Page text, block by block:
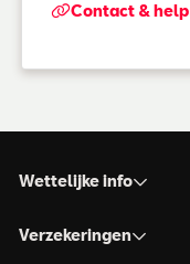
Contact & help
Wettelijke info
Verzekeringen